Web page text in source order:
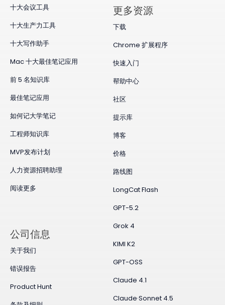
十大会议工具
十大生产力工具
十大写作助手
Mac 十大最佳笔记应用
前 5 名知识库
最佳笔记应用
如何记大学笔记
工程师知识库
MVP发布计划
人力资源招聘助理
阅读更多
更多资源
下载
Chrome 扩展程序
快速入门
帮助中心
社区
提示库
博客
价格
路线图
LongCat Flash
GPT-5.2
Grok 4
KIMI K2
GPT-OSS
Claude 4.1
Claude·Sonnet 4.5
公司信息
关于我们
错误报告
Product Hunt